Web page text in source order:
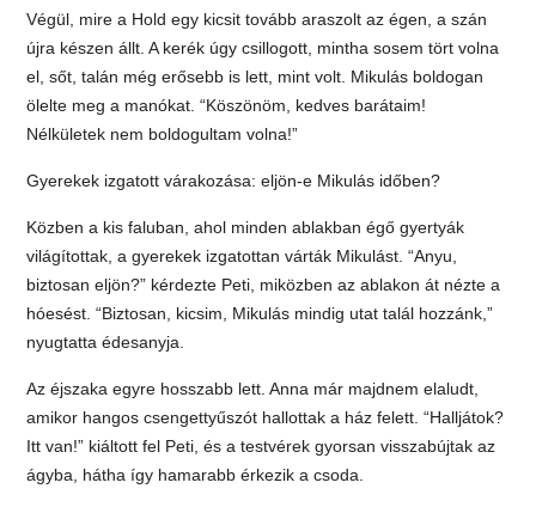
Végül, mire a Hold egy kicsit tovább araszolt az égen, a szán
újra készen állt. A kerék úgy csillogott, mintha sosem tört volna
el, sőt, talán még erősebb is lett, mint volt. Mikulás boldogan
ölelte meg a manókat. “Köszönöm, kedves barátaim!
Nélkületek nem boldogultam volna!”
Gyerekek izgatott várakozása: eljön-e Mikulás időben?
Közben a kis faluban, ahol minden ablakban égő gyertyák
világítottak, a gyerekek izgatottan várták Mikulást. “Anyu,
biztosan eljön?” kérdezte Peti, miközben az ablakon át nézte a
hóesést. “Biztosan, kicsim, Mikulás mindig utat talál hozzánk,”
nyugtatta édesanyja.
Az éjszaka egyre hosszabb lett. Anna már majdnem elaludt,
amikor hangos csengettyűszót hallottak a ház felett. “Halljátok?
Itt van!” kiáltott fel Peti, és a testvérek gyorsan visszabújtak az
ágyba, hátha így hamarabb érkezik a csoda.